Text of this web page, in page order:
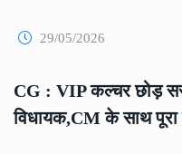
29/05/2026
CG : VIP कल्चर छोड़
विधायक,CM के साथ पूरा